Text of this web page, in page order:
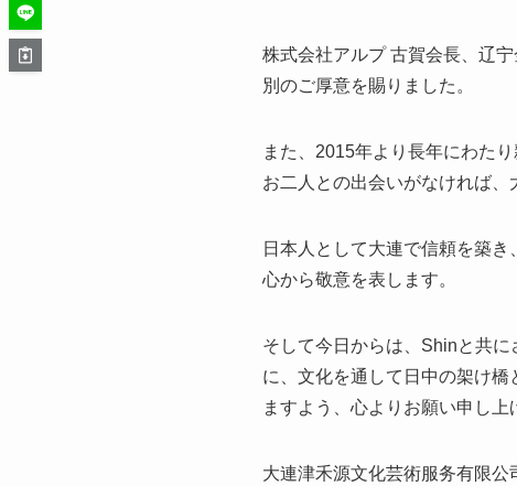
株式会社アルプ 古賀会長、辽
別のご厚意を賜りました。
また、2015年より長年にわた
お二人との出会いがなければ、
日本人として大連で信頼を築
心から敬意を表します。
そして今日からは、Shinと共
に、文化を通して日中の架け
ますよう、心よりお願い申し上
大連津禾源文化芸術服务有限公